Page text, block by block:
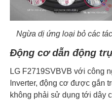
Ngừa dị ứng loại bỏ các
Động cơ dẫn động
LG F2719SVBVB với công
Inverter, động cơ được gắn
không phải sử dụng tới dây